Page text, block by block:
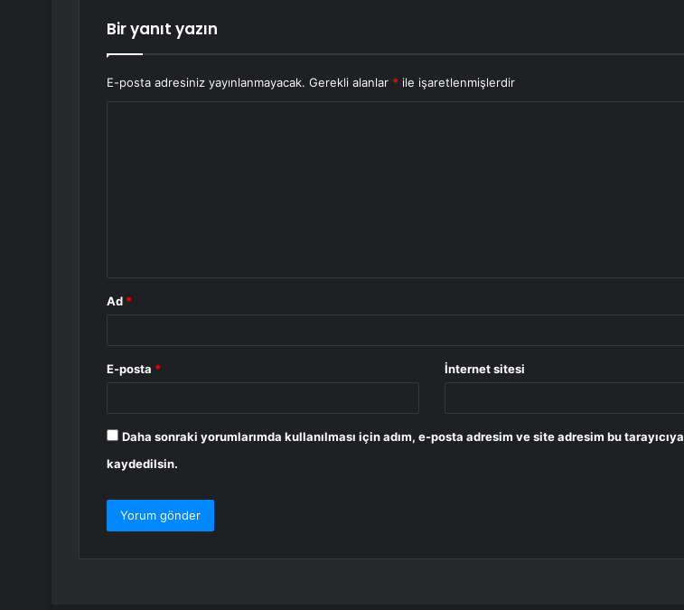
Bir yanıt yazın
E-posta adresiniz yayınlanmayacak. Gerekli alanlar * ile işaretlenmişlerdir
Ad *
E-posta * İnternet sitesi
Daha sonraki yorumlarımda kullanılması için adım, e-posta adresim ve site adresim bu tarayıcıya
kaydedilsin.